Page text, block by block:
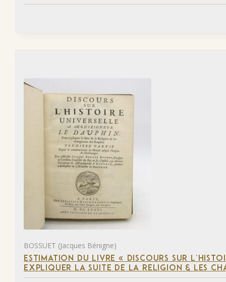
BOSSUET (Jacques Bénigne)
ESTIMATION DU LIVRE « DISCOURS SUR
EXPLIQUER LA SUITE DE LA RELIGION & LES